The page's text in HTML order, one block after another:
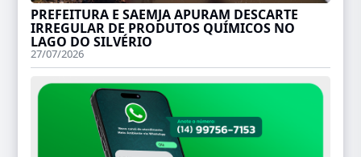
PREFEITURA E SAEMJA APURAM DESCARTE
IRREGULAR DE PRODUTOS QUÍMICOS NO
LAGO DO SILVÉRIO
27/07/2026